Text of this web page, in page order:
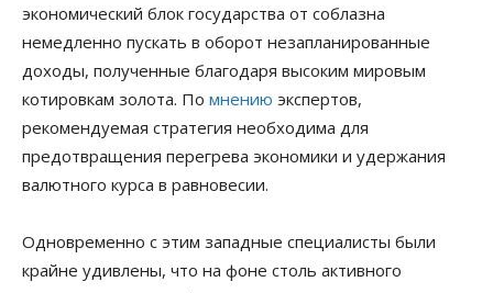
экономический блок государства от соблазна
немедленно пускать в оборот незапланированные
доходы, полученные благодаря высоким мировым
котировкам золота. По мнению экспертов,
рекомендуемая стратегия необходима для
предотвращения перегрева экономики и удержания
валютного курса в равновесии.
Одновременно с этим западные специалисты были
крайне удивлены, что на фоне столь активного